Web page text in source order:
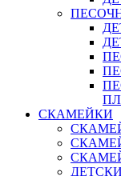
СКАМЕЙКИ